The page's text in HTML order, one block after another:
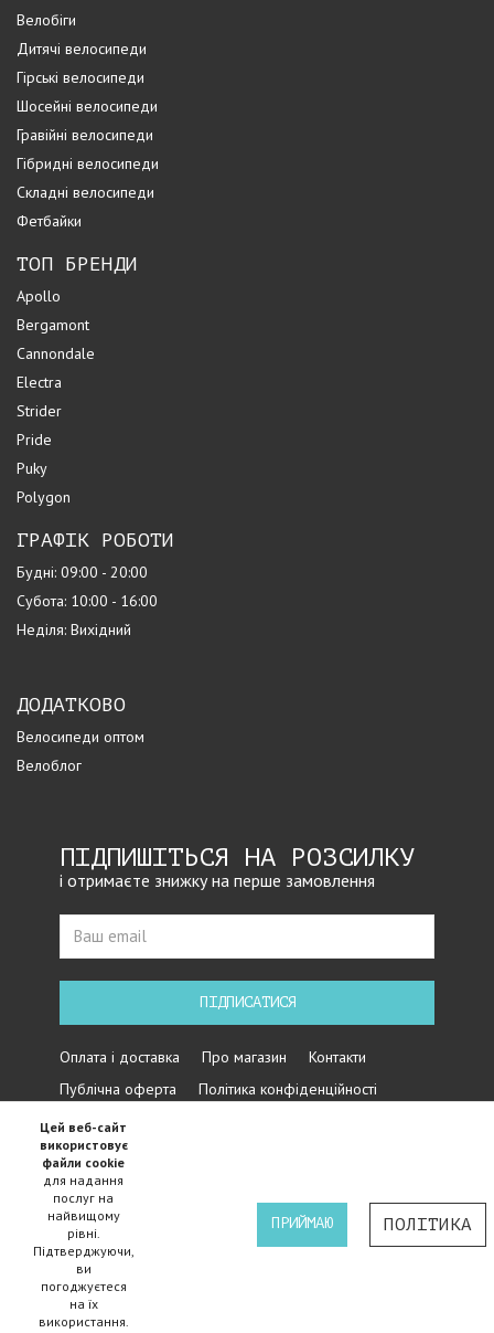
Велобіги
Дитячі велосипеди
Гірські велосипеди
Шосейні велосипеди
Гравійні велосипеди
Гібридні велосипеди
Складні велосипеди
Фетбайки
ТОП БРЕНДИ
Apollo
Bergamont
Cannondale
Electra
Strider
Pride
Puky
Polygon
ГРАФІК РОБОТИ
Будні: 09:00 - 20:00
Субота: 10:00 - 16:00
Неділя: Вихідний
ДОДАТКОВО
Велосипеди оптом
Велоблог
ПІДПИШІТЬСЯ НА РОЗСИЛКУ
і отримаєте знижку на перше замовлення
ПІДПИСАТИСЯ
Оплата і доставка Про магазин
Контакти
Публічна оферта
Політика конфіденційності
Iнтернет магазин велосипедів Cycles - 2015-2024 ©
Цей веб-сайт
використовує
файли cookie
для надання
послуг на
найвищому
рівні.
Підтверджуючи,
ви
погоджуєтеся
на їх
використання.
ПРИЙМАЮ ПОЛІТИКА